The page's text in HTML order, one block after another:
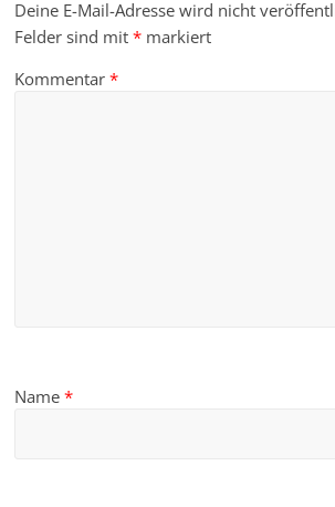
Deine E-Mail-Adresse wird nicht
Felder sind mit* markiert
Kommentar*
Name*